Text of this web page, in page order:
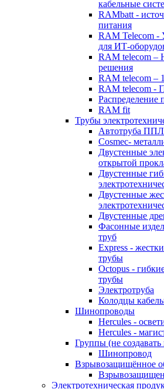
кабельные
RAMbatt -
питания
RAM Telecom -
для ИТ-
RAM telecom –
решения
RAM telecom –
RAM telecom -
Распределение
RAM fit
Трубы
Автотруба ППЛ
Cosmec-
Двустенные
открытой
Двустенные
Двустенные
Двустенные
Фасонные
труб
Express -
трубы
Octopus -
трубы
Электротруба
Колодцы
Шинопроводы
Hercules -
Hercules -
Группы (не
Шинопровод
Взрывозащищённое
Электротехническая